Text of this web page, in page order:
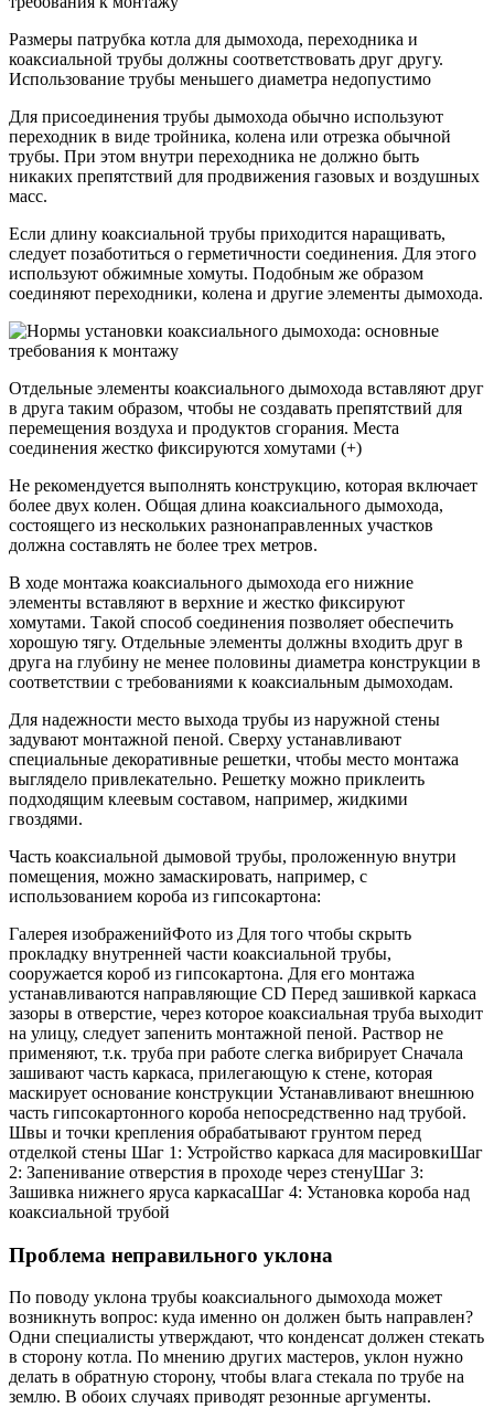
Размеры патрубка котла для дымохода, переходника и
коаксиальной трубы должны соответствовать друг другу.
Использование трубы меньшего диаметра недопустимо
Для присоединения трубы дымохода обычно используют
переходник в виде тройника, колена или отрезка обычной
трубы. При этом внутри переходника не должно быть
никаких препятствий для продвижения газовых и воздушных
масс.
Если длину коаксиальной трубы приходится наращивать,
следует позаботиться о герметичности соединения. Для этого
используют обжимные хомуты. Подобным же образом
соединяют переходники, колена и другие элементы дымохода.
Отдельные элементы коаксиального дымохода вставляют друг
в друга таким образом, чтобы не создавать препятствий для
перемещения воздуха и продуктов сгорания. Места
соединения жестко фиксируются хомутами (+)
Не рекомендуется выполнять конструкцию, которая включает
более двух колен. Общая длина коаксиального дымохода,
состоящего из нескольких разнонаправленных участков
должна составлять не более трех метров.
В ходе монтажа коаксиального дымохода его нижние
элементы вставляют в верхние и жестко фиксируют
хомутами. Такой способ соединения позволяет обеспечить
хорошую тягу. Отдельные элементы должны входить друг в
друга на глубину не менее половины диаметра конструкции в
соответствии с требованиями к коаксиальным дымоходам.
Для надежности место выхода трубы из наружной стены
задувают монтажной пеной. Сверху устанавливают
специальные декоративные решетки, чтобы место монтажа
выглядело привлекательно. Решетку можно приклеить
подходящим клеевым составом, например, жидкими
гвоздями.
Часть коаксиальной дымовой трубы, проложенную внутри
помещения, можно замаскировать, например, с
использованием короба из гипсокартона:
Галерея изображенийФото из Для того чтобы скрыть
прокладку внутренней части коаксиальной трубы,
сооружается короб из гипсокартона. Для его монтажа
устанавливаются направляющие CD Перед зашивкой каркаса
зазоры в отверстие, через которое коаксиальная труба выходит
на улицу, следует запенить монтажной пеной. Раствор не
применяют, т.к. труба при работе слегка вибрирует Сначала
зашивают часть каркаса, прилегающую к стене, которая
маскирует основание конструкции Устанавливают внешнюю
часть гипсокартонного короба непосредственно над трубой.
Швы и точки крепления обрабатывают грунтом перед
отделкой стены Шаг 1: Устройство каркаса для масировкиШаг
2: Запенивание отверстия в проходе через стенуШаг 3:
Зашивка нижнего яруса каркасаШаг 4: Установка короба над
коаксиальной трубой
Проблема неправильного уклона
По поводу уклона трубы коаксиального дымохода может
возникнуть вопрос: куда именно он должен быть направлен?
Одни специалисты утверждают, что конденсат должен стекать
в сторону котла. По мнению других мастеров, уклон нужно
делать в обратную сторону, чтобы влага стекала по трубе на
землю. В обоих случаях приводят резонные аргументы.